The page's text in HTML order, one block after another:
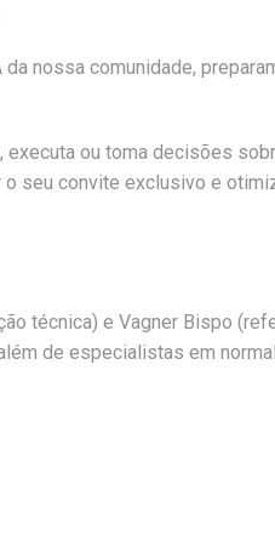
nossa comunidade,
ou toma decisões
seu convite exclusivo e
técnica) e Vagner Bispo
de especialistas em